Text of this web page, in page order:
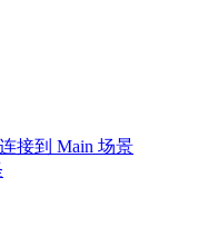
接到 Main 场景